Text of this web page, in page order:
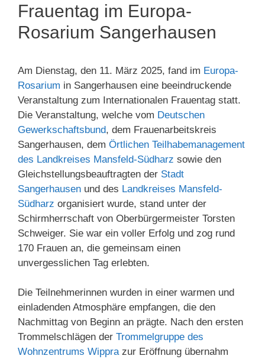
Frauentag im Europa-
Rosarium Sangerhausen
Am Dienstag, den 11. März 2025, fand im Europa-
Rosarium in Sangerhausen eine beeindruckende
Veranstaltung zum Internationalen Frauentag statt.
Die Veranstaltung, welche vom Deutschen
Gewerkschaftsbund, dem Frauenarbeitskreis
Sangerhausen, dem Örtlichen Teilhabemanagement
des Landkreises Mansfeld-Südharz sowie den
Gleichstellungsbeauftragten der Stadt
Sangerhausen und des Landkreises Mansfeld-
Südharz organisiert wurde, stand unter der
Schirmherrschaft von Oberbürgermeister Torsten
Schweiger. Sie war ein voller Erfolg und zog rund
170 Frauen an, die gemeinsam einen
unvergesslichen Tag erlebten.
Die Teilnehmerinnen wurden in einer warmen und
einladenden Atmosphäre empfangen, die den
Nachmittag von Beginn an prägte. Nach den ersten
Trommelschlägen der Trommelgruppe des
Wohnzentrums Wipprazur Eröffnung übernahm